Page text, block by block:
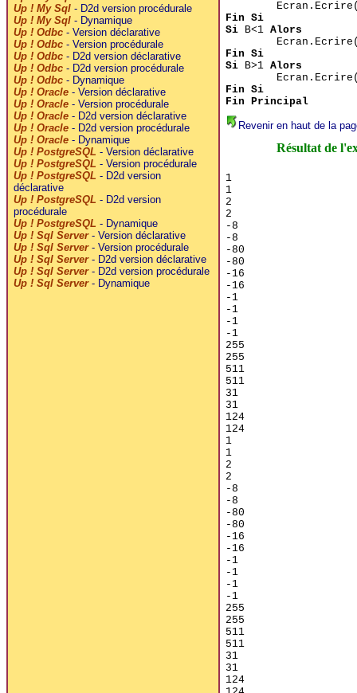
Up ! My Sql- D2d version procédurale
Up ! My Sql- Dynamique
Up ! Odbc- Version déclarative
Up ! Odbc- Version procédurale
Up ! Odbc- D2d version déclarative
Up ! Odbc- D2d version procédurale
Up ! Odbc- Dynamique
Up ! Oracle- Version déclarative
Up ! Oracle- Version procédurale
Up ! Oracle- D2d version déclarative
Up ! Oracle- D2d version procédurale
Up ! Oracle- Dynamique
Up ! PostgreSQL - Version déclarative
Up ! PostgreSQL - Version procédurale
Up ! PostgreSQL - D2d version
déclarative
Up ! PostgreSQL - D2d version
procédurale
Up ! PostgreSQL - Dynamique
Up ! Sql Server- Version déclarative
Up ! Sql Server- Version procédurale
Up ! Sql Server- D2d version déclarative
Up ! Sql Server- D2d version procédurale
Up ! Sql Server- Dynamique
Fin Si
SiB<1 Alors
Fin Si
SiB>1 Alors
Fin Si
Fin Principal
Revenir en haut de la
Résultat de
1
1
2
2
-8
-8
-80
-80
-16
-16
-1
-1
-1
-1
255
255
511
511
31
31
124
124
1
1
2
2
-8
-8
-80
-80
-16
-16
-1
-1
-1
-1
255
255
511
511
31
31
124